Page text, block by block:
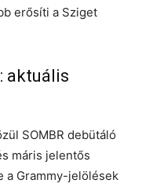
erősíti a Sziget
aktuális
SOMBR debütáló
máris jelentős
a Grammy-jelölések